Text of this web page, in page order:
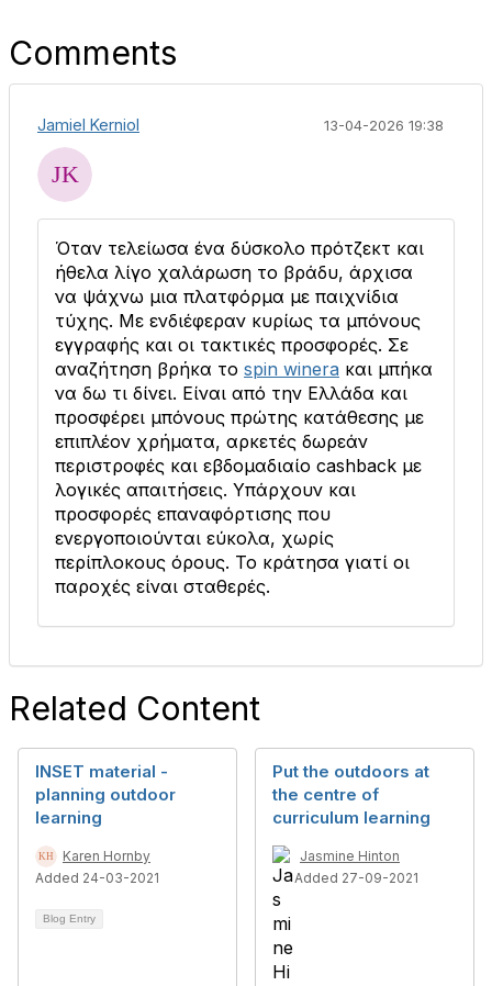
Comments
Jamiel Kerniol 13-04-2026 19:38
Όταν τελείωσα ένα δύσκολο πρότζεκτ και
ήθελα λίγο χαλάρωση το βράδυ, άρχισα
να ψάχνω μια πλατφόρμα με παιχνίδια
τύχης. Με ενδιέφεραν κυρίως τα μπόνους
εγγραφής και οι τακτικές προσφορές. Σε
αναζήτηση βρήκα το spin winera και μπήκα
να δω τι δίνει. Είναι από την Ελλάδα και
προσφέρει μπόνους πρώτης κατάθεσης με
επιπλέον χρήματα, αρκετές δωρεάν
περιστροφές και εβδομαδιαίο cashback με
λογικές απαιτήσεις. Υπάρχουν και
προσφορές επαναφόρτισης που
ενεργοποιούνται εύκολα, χωρίς
περίπλοκους όρους. Το κράτησα γιατί οι
παροχές είναι σταθερές.
Related Content
INSET material -
planning outdoor
learning
Karen Hornby
Added 24-03-2021
Blog Entry
Put the outdoors at
the centre of
curriculum learning
Jasmine Hinton
Added 27-09-2021